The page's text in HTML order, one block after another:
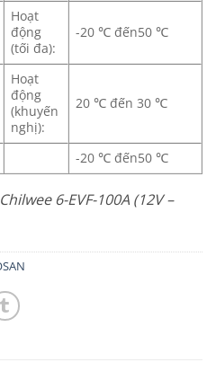
Hoạt
động
(tối đa):
-20 ℃ đến50 ℃
Hoạt
động
(khuyến
nghị):
20 ℃ đến 30 ℃
-20 ℃ đến50 ℃
6-EVF-100A (12V –